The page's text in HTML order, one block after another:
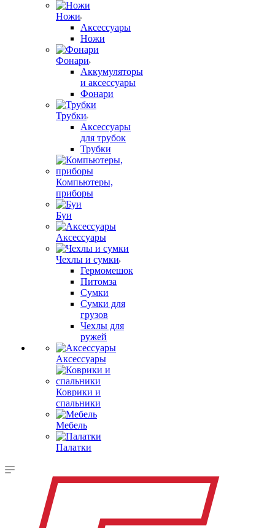
Ножи
Аксессуары
Ножи
Фонари
Аккумуляторы
и аксессуары
Фонари
Трубки
Аксессуары
для трубок
Трубки
Компьютеры,
приборы
Буи
Аксессуары
Чехлы и сумки
Гермомешок
Питомза
Сумки
Сумки для
грузов
Чехлы для
ружей
Аксессуары
Коврики и
спальники
Мебель
Палатки